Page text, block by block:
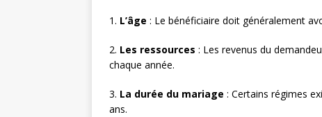
1. L’âge : Le bénéficiaire doit généralement
2. Les ressources : Les revenus du
chaque année.
3. La durée du mariage : Certains régimes
ans.